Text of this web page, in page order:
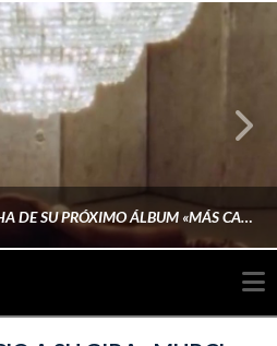
BAD GYAL ANUNCIA LA FECHA DE SU PRÓXIMO ÁLBUM «MÁS CARA»